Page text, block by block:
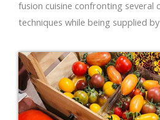
fusion cuisine confronting several
techniques while being supplied